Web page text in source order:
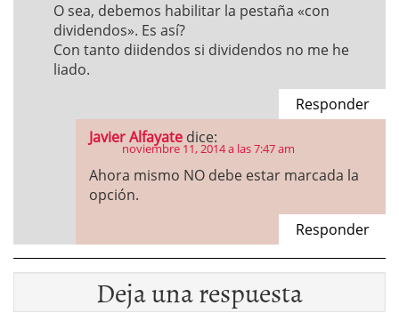
O sea, debemos habilitar la pestaña «con
dividendos». Es así?
Con tanto diidendos si dividendos no me he
liado.
Responder
Javier Alfayate dice:
noviembre 11, 2014 a las 7:47 am
Ahora mismo NO debe estar marcada la
opción.
Responder
Deja una respuesta